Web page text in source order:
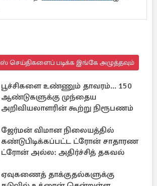
செய்திகளைப் படிக்க இங்கே அழுத்தவும்
பூச்சிகளை உண்ணும் தாவரம்... 150
ஆண்டுகளுக்கு முந்தைய
அறிவியலாளரின் கூற்று நிரூபணம்
ஜேர்மன் விமான நிலையத்தில்
கண்டுபிடிக்கப்பட்ட ட்ரோன் சாதாரண
ட்ரோன் அல்ல: அதிர்ச்சித் தகவல்
ஏவுகணைத் தாக்குதல்களுக்கு